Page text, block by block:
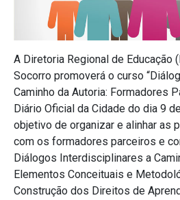
A Diretoria Regional de Educação
Socorro promoverá o curso
Caminho da Autoria: Formadores
Diário Oficial da Cidade do dia 9
objetivo de organizar e alinhar as
com os formadores parceiros e
Diálogos Interdisciplinares a
Elementos Conceituais e
Construção dos Direitos de